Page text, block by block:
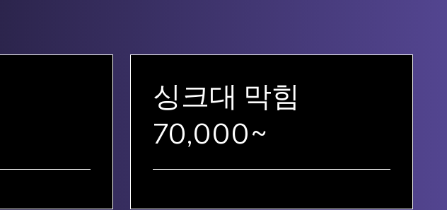
싱크대 막힘
70,000~